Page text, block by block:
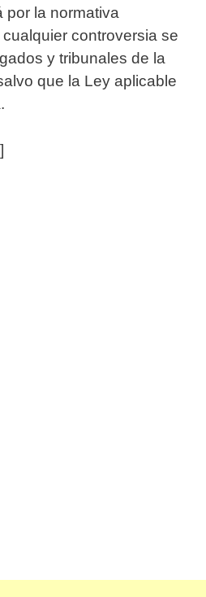
por la normativa
controversia se
y tribunales de la
que la Ley aplicable